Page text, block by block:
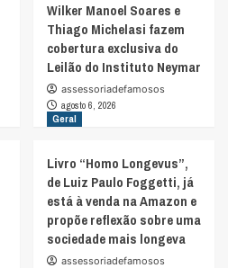
Wilker Manoel Soares e
Thiago Michelasi fazem
cobertura exclusiva do
Leilão do Instituto Neymar
assessoriadefamosos
agosto 6, 2026
Geral
Livro “Homo Longevus”,
de Luiz Paulo Foggetti, já
está à venda na Amazon e
propõe reflexão sobre uma
sociedade mais longeva
assessoriadefamosos